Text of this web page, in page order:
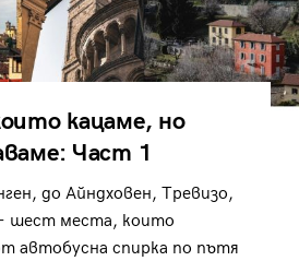
кацаме, но
Част 1
до Айндховен, Тревизо,
шест места, които
автобусна спирка по пътя